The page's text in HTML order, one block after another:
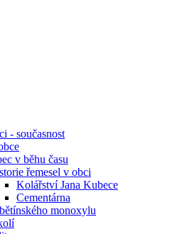
- současnost
v běhu času
řemesel v obci
Kolářství Jana Kubece
Cementárna
monoxylu